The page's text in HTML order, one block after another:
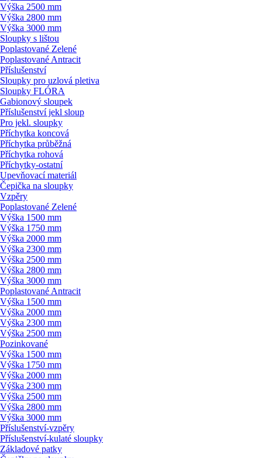
Výška 2500 mm
Výška 2800 mm
Výška 3000 mm
Sloupky s lištou
Poplastované Zelené
Poplastované Antracit
Příslušenství
Sloupky pro uzlová pletiva
Sloupky FLÓRA
Gabionový sloupek
Příslušenství jekl sloup
Pro jekl. sloupky
Příchytka koncová
Příchytka průběžná
Příchytka rohová
Příchytky-ostatní
Upevňovací materiál
Čepička na sloupky
Vzpěry
Poplastované Zelené
Výška 1500 mm
Výška 1750 mm
Výška 2000 mm
Výška 2300 mm
Výška 2500 mm
Výška 2800 mm
Výška 3000 mm
Poplastované Antracit
Výška 1500 mm
Výška 2000 mm
Výška 2300 mm
Výška 2500 mm
Pozinkované
Výška 1500 mm
Výška 1750 mm
Výška 2000 mm
Výška 2300 mm
Výška 2500 mm
Výška 2800 mm
Výška 3000 mm
Příslušenství-vzpěry
Příslušenství-kulaté sloupky
Základové patky